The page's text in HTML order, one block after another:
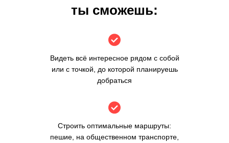
ты сможешь:
Видеть всё интересное рядом с собой
или с точкой, до которой планируешь
добраться
Строить оптимальные маршруты:
пешие, на общественном транспорте,